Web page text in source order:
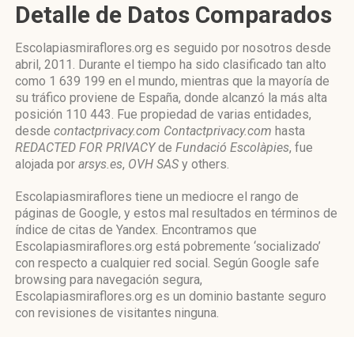
Detalle de Datos Comparados
Escolapiasmiraflores.org es seguido por nosotros desde
abril, 2011. Durante el tiempo ha sido clasificado tan alto
como 1 639 199 en el mundo, mientras que la mayoría de
su tráfico proviene de España, donde alcanzó la más alta
posición 110 443. Fue propiedad de varias entidades,
desde contactprivacy.com Contactprivacy.com hasta
REDACTED FOR PRIVACYde Fundació Escolàpies, fue
alojada por arsys.es, OVH SAS y others.
Escolapiasmiraflores tiene un mediocre el rango de
páginas de Google, y estos mal resultados en términos de
índice de citas de Yandex. Encontramos que
Escolapiasmiraflores.org está pobremente ‘socializado’
con respecto a cualquier red social. Según Google safe
browsing para navegación segura,
Escolapiasmiraflores.org es un dominio bastante seguro
con revisiones de visitantes ninguna.